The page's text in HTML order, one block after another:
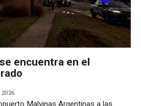
encuentra en el
Malvinas Argentinas a las